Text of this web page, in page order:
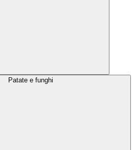
Patate e funghi